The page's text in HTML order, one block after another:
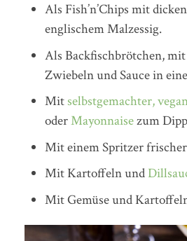
Als Fish’n’Chips mit
englischem Malzessig.
Als Backfischbrötchen,
Zwiebeln und Sauce in
Mitselbstgemachter,
oderMayonnaisezum
Mit einem Spritzer
Mit Kartoffeln und
Mit Gemüse und